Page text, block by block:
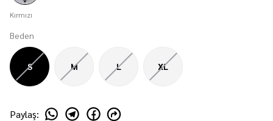
Kırmızı
Beden
S M L XL
Paylaş: